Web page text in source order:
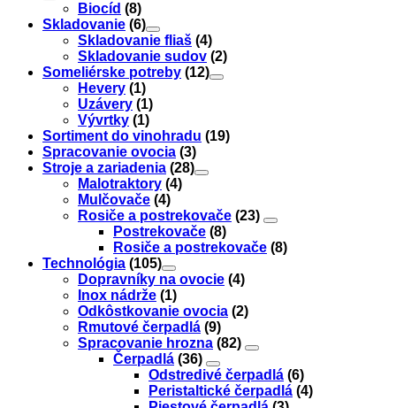
Biocíd (8)
Skladovanie (6)
Skladovanie fliaš (4)
Skladovanie sudov (2)
Someliérske potreby (12)
Hevery (1)
Uzávery (1)
Vývrtky (1)
Sortiment do vinohradu (19)
Spracovanie ovocia (3)
Stroje a zariadenia (28)
Malotraktory (4)
Mulčovače (4)
Rosiče a postrekovače (23)
Postrekovače (8)
Rosiče a postrekovače (8)
Technológia (105)
Dopravníky na ovocie (4)
Inox nádrže (1)
Odkôstkovanie ovocia (2)
Rmutové čerpadlá (9)
Spracovanie hrozna (82)
Čerpadlá (36)
Odstredivé čerpadlá (6)
Peristaltické čerpadlá (4)